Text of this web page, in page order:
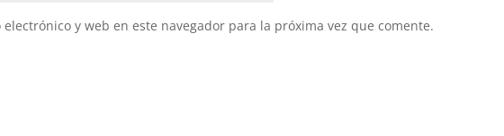
y web en este navegador para la próxima vez que comente.